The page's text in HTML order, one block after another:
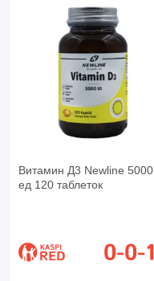
Витамин Д3 Newline 5000
ед 120 таблеток